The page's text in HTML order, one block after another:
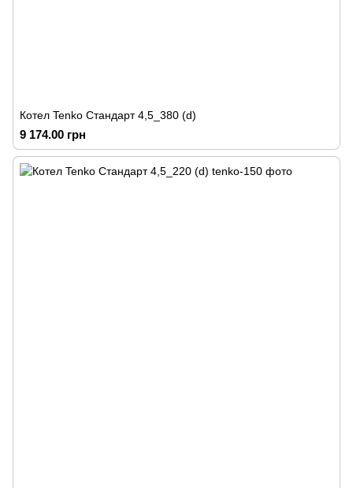
Котел Tenko Стандарт 4,5_380 (d)
9 174.00 грн